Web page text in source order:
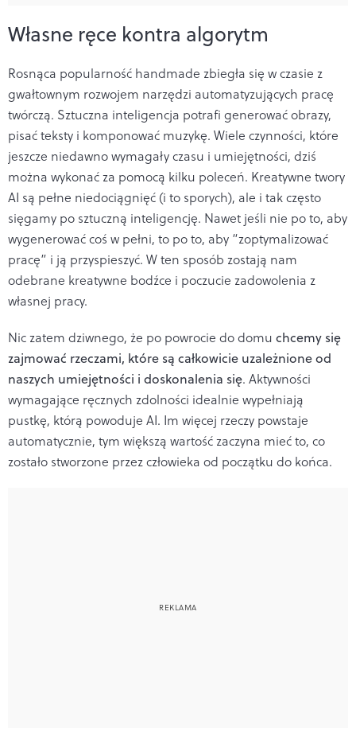
Własne ręce kontra algorytm
Rosnąca popularność handmade zbiegła się w czasie z
gwałtownym rozwojem narzędzi automatyzujących pracę
twórczą. Sztuczna inteligencja potrafi generować obrazy,
pisać teksty i komponować muzykę. Wiele czynności, które
jeszcze niedawno wymagały czasu i umiejętności, dziś
można wykonać za pomocą kilku poleceń. Kreatywne twory
AI są pełne niedociągnięć (i to sporych), ale i tak często
sięgamy po sztuczną inteligencję. Nawet jeśli nie po to, aby
wygenerować coś w pełni, to po to, aby “zoptymalizować
pracę” i ją przyspieszyć. W ten sposób zostają nam
odebrane kreatywne bodźce i poczucie zadowolenia z
własnej pracy.
Nic zatem dziwnego, że po powrocie do domu chcemy się
zajmować rzeczami, które są całkowicie uzależnione od
naszych umiejętności i doskonalenia się. Aktywności
wymagające ręcznych zdolności idealnie wypełniają
pustkę, którą powoduje AI. Im więcej rzeczy powstaje
automatycznie, tym większą wartość zaczyna mieć to, co
zostało stworzone przez człowieka od początku do końca.